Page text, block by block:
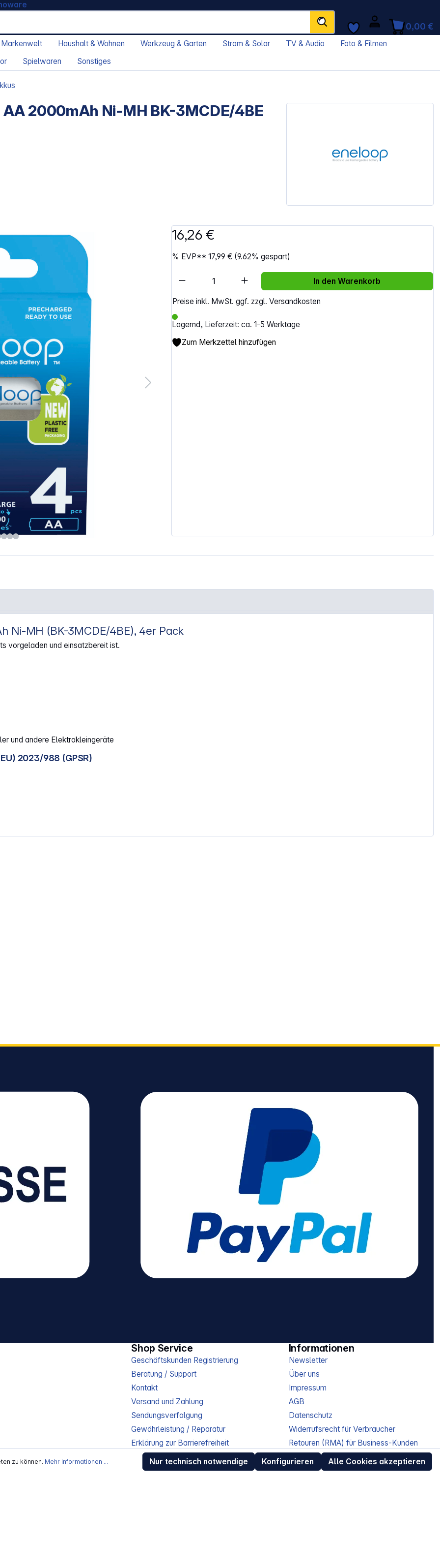
0,00 €
Haushalt & Wohnen Werkzeug & Garten Strom & Solar TV & Audio
Foto & Filmen
Spielwaren Sonstiges
2000mAh Ni-MH BK-3MCDE/4BE
16,26 €
% EVP**17,99 € (9.62% gespart)
Preise inkl. MwSt. ggf. zzgl. Versandkosten
Lagernd, Lieferzeit: ca. 1-5 Werktage
Artikel Anzahl: Gib den gewünschten Wert ein
In den Warenkorb
Zum Merkzettel hinzufügen
Ni-MH BK-3MCDE/4BE"
Ni-MH (BK-3MCDE/4BE), 4er Pack
vorgeladen und einsatzbereit ist.
und andere Elektrokleingeräte
2023/988 (GPSR)
Shop Service
Geschäftskunden Registrierung
Beratung / Support
Kontakt
Versand und Zahlung
Sendungsverfolgung
Gewährleistung / Reparatur
Erklärung zur Barrierefreiheit
Download-Center
Jobs
Informationen
Newsletter
Über uns
Impressum
AGB
Datenschutz
Widerrufsrecht für Verbraucher
Retouren (RMA) für Business-Kunden
Entsorgungshinweise /
Altgeräterücknahme
zu können. Mehr Informationen ... Nur technisch notwendige Konfigurieren Alle Cookies akzeptieren